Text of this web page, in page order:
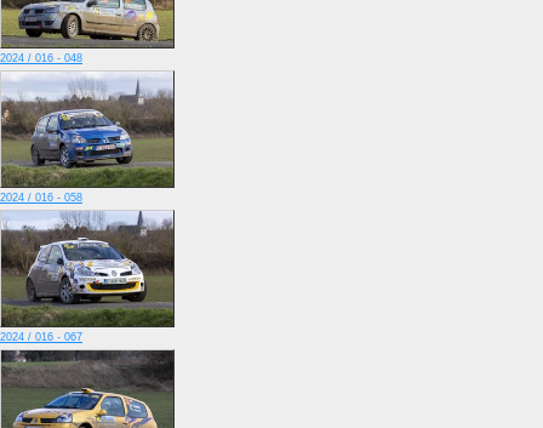
2024 / 016 - 048
2024 / 016 - 058
2024 / 016 - 067